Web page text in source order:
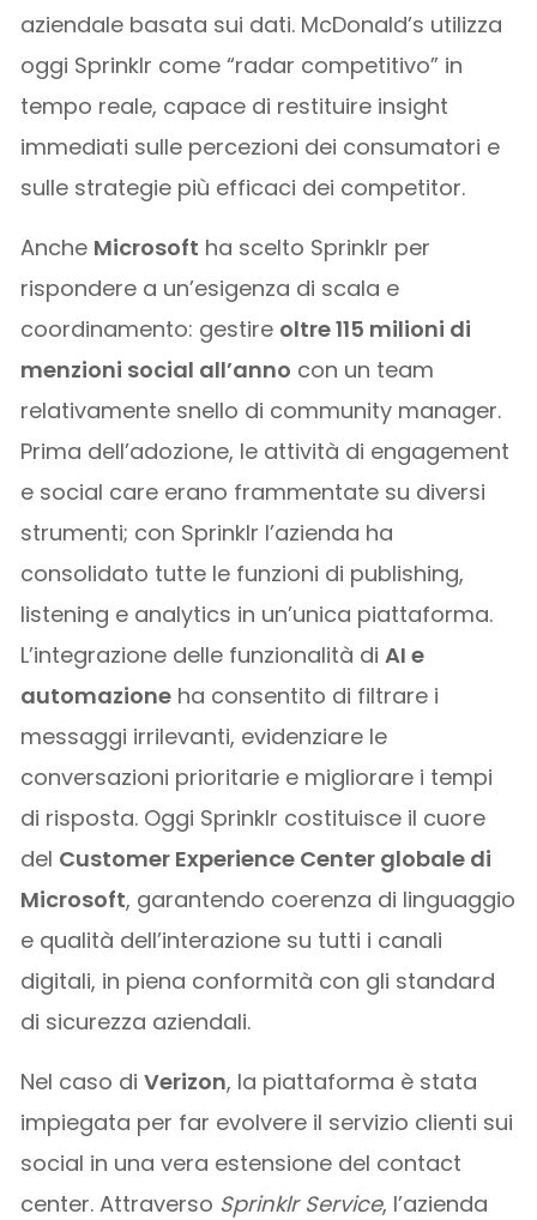
aziendale basata sui dati. McDonald’s utilizza
oggi Sprinklr come “radar competitivo” in
tempo reale, capace di restituire insight
immediati sulle percezioni dei consumatori e
sulle strategie più efficaci dei competitor.
Anche Microsoft ha scelto Sprinklr per
rispondere a un’esigenza di scala e
coordinamento: gestire oltre 115 milioni di
menzioni social all’anno con un team
relativamente snello di community manager.
Prima dell’adozione, le attività di engagement
e social care erano frammentate su diversi
strumenti; con Sprinklr l’azienda ha
consolidato tutte le funzioni di publishing,
listening e analytics in un’unica piattaforma.
L’integrazione delle funzionalità diAI e
automazione ha consentito di filtrare i
messaggi irrilevanti, evidenziare le
conversazioni prioritarie e migliorare i tempi
di risposta. Oggi Sprinklr costituisce il cuore
del Customer Experience Center globale di
Microsoft, garantendo coerenza di linguaggio
e qualità dell’interazione su tutti i canali
digitali, in piena conformità con gli standard
di sicurezza aziendali.
Nel caso diVerizon, la piattaforma è stata
impiegata per far evolvere il servizio clienti sui
social in una vera estensione del contact
center. Attraverso Sprinklr Service, l’azienda